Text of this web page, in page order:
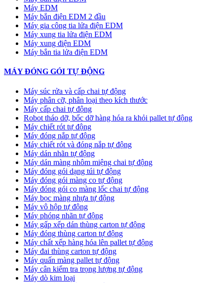
Máy EDM
Máy bắn điện EDM 2 đầu
Máy gia công tia lửa điện EDM
Máy xung tia lửa điện EDM
Máy xung điện EDM
Máy bắn tia lửa điện EDM
MÁY ĐÓNG GÓI TỰ ĐỘNG
Máy súc rửa và cấp chai tự động
Máy phân cỡ, phân loại theo kích thước
Máy cấp chai tự động
Robot tháo dỡ, bốc dỡ hàng hóa ra khỏi pallet tự động
Máy chiết rót tự động
Máy đóng nắp tự động
Máy chiết rót và đóng nắp tự động
Máy dán nhãn tự động
Máy dán màng nhôm miệng chai tự động
Máy đóng gói dạng túi tự động
Máy đóng gói màng co tự động
Máy đóng gói co màng lốc chai tự động
Máy bọc màng nhựa tự động
Máy vô hộp tự động
Máy phóng nhãn tự động
Máy gấp xếp dán thùng carton tự động
Máy đóng thùng carton tự động
Máy chất xếp hàng hóa lên pallet tự động
Máy đai thùng carton tự động
Máy quấn màng pallet tự động
Máy cân kiểm tra trọng lượng tự động
Máy dò kim loại